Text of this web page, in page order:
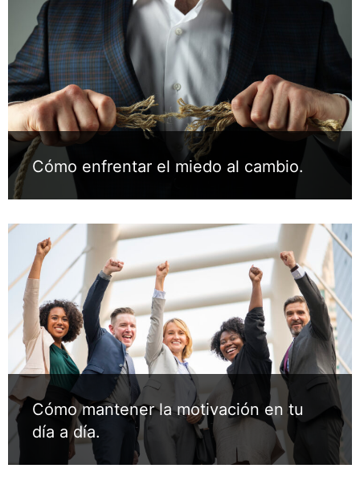
Cómo enfrentar el miedo al cambio.
Cómo mantener la motivación en tu
día a día.